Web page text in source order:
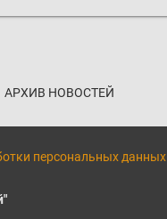
АРХИВ НОВОСТЕЙ
персональных данных